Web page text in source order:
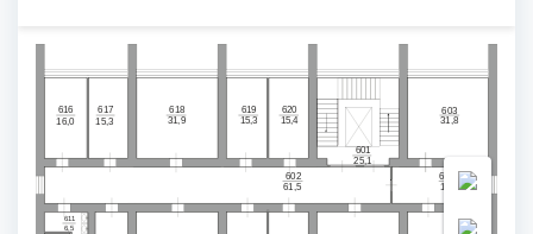
618 619
31,9 15,3
616
16,0
617
15,3
620
15,4
603
603а
602
31,8
16,0
61,5
611
6,5
601
25,1